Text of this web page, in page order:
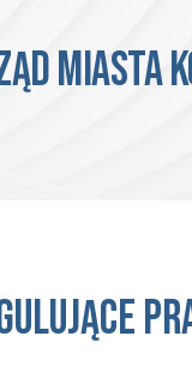
Miasta